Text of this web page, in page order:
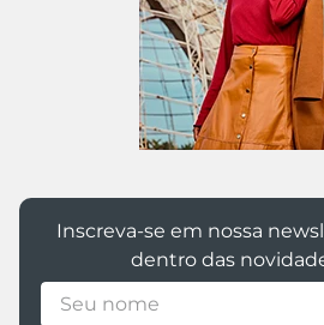
Inscreva-se em nossa
dentro das